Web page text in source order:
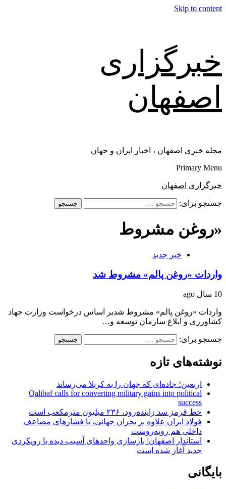
Skip to content
خبرگزاری
اصفهان
مجله خبری اصفهان ، اخبار ایران و جهان
Primary Menu
خبرگزاری اصفهان
جستجو برای:
«روغن مشروط
خبر جدید
واردات «روغن پالم» مشروط شد
10 سال ago
واردات «روغن پالم» مشروط شدبر اساس درخواست وزارت جهاد
کشاورزی و ابلاغ سازمان توسعه و…
جستجو برای:
نوشته‌های تازه
اربعین؛ جاده‌ای که جهان را به کربلا می‌رساند
Qalibaf calls for converting military gains into political
success
خط قرمز سد زاینده‌رود، ۲۳۶ میلیون مترمکعب است
فولاد ایران علاوه بر بحران جهانی، با فشارهای مضاعف
داخلی هم روبه‌روست
استاندار اصفهان: بازسازی واحدهای آسیب دیده با رویکردی
جدید آغاز شده است
بایگانی